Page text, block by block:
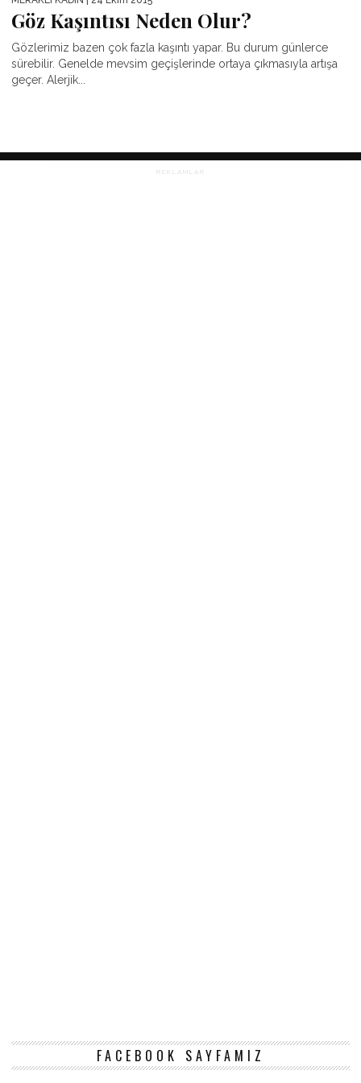
Göz Kaşıntısı Neden Olur?
Gözlerimiz bazen çok fazla kaşıntı yapar. Bu durum günlerce
sürebilir. Genelde mevsim geçişlerinde ortaya çıkmasıyla artışa
geçer. Alerjik...
REKLAMLAR
FACEBOOK SAYFAMIZ